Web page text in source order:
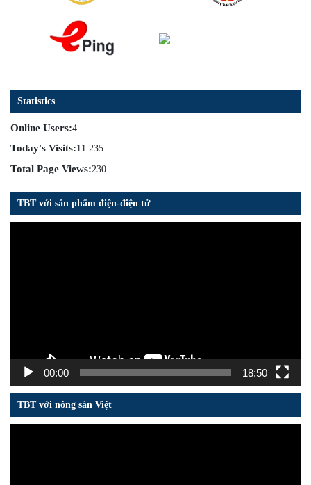
Statistics
Online Users:4
Today's Visits:11.235
Total Page Views:230
TBT với sản phẩm điện-điện tử
00:00 18:50
TBT với nông sản Việt